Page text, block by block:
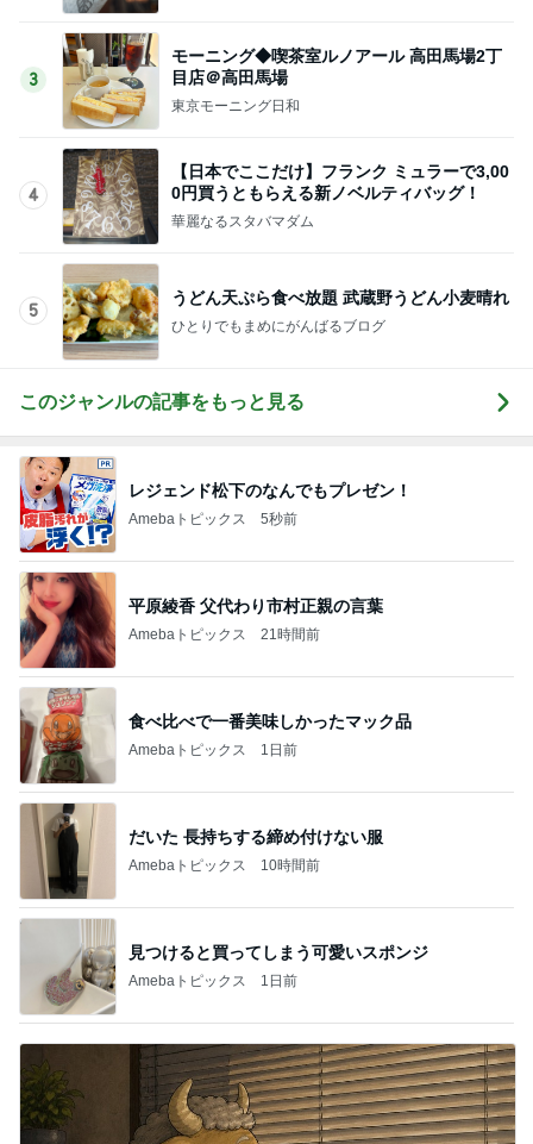
3
モーニング◆喫茶室ルノアール 高田馬場2丁
目店＠高田馬場
東京モーニング日和
4
【日本でここだけ】フランク ミュラーで3,00
0円買うともらえる新ノベルティバッグ！
華麗なるスタバマダム
5
うどん天ぷら食べ放題 武蔵野うどん小麦晴れ
ひとりでもまめにがんばるブログ
このジャンルの記事をもっと見る
レジェンド松下のなんでもプレゼン！
Amebaトピックス 5秒前
平原綾香 父代わり市村正親の言葉
Amebaトピックス 21時間前
食べ比べで一番美味しかったマック品
Amebaトピックス 1日前
だいた 長持ちする締め付けない服
Amebaトピックス 10時間前
見つけると買ってしまう可愛いスポンジ
Amebaトピックス 1日前